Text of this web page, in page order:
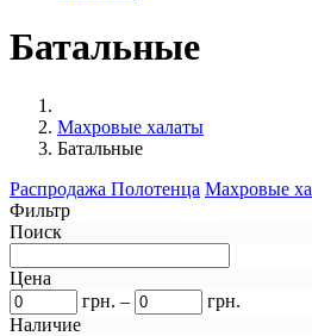
Батальные
Махровые халаты
Батальные
Распродажа Полотенца Махровые
Фильтр
Поиск
Цена
грн. –
грн.
Наличие